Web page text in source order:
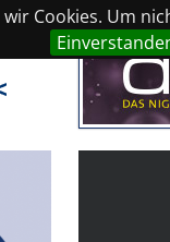
Cookies. Um